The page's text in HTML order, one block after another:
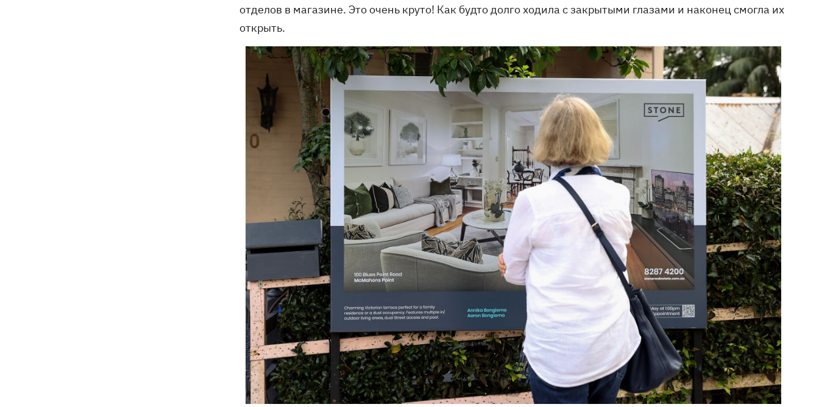
отделов в магазине. Это очень круто! Как будто долго ходила с закрытыми глазами и наконец смогла их
открыть.